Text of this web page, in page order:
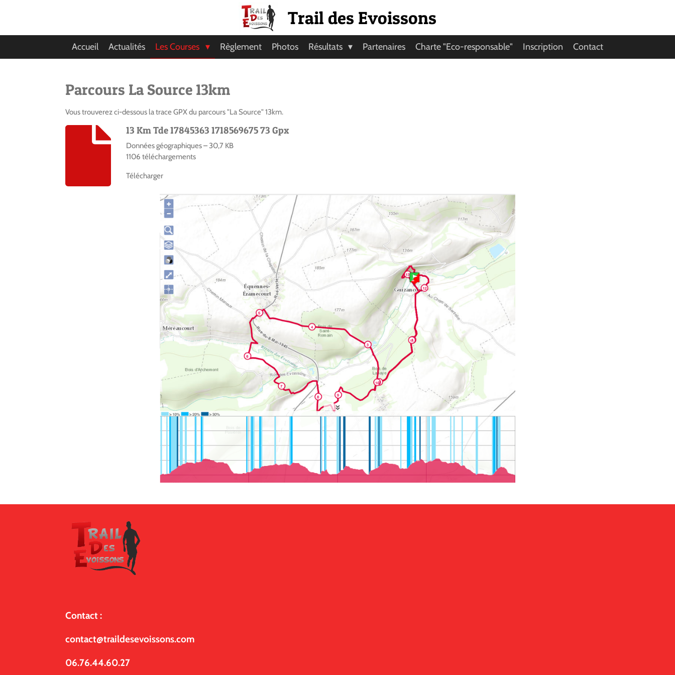
Trail des Evoissons
Accueil Actualités Les Courses Règlement Photos Résultats Partenaires Charte "Eco-responsable" Inscription Contact
Parcours La Source 13km
Vous trouverez ci-dessous la trace GPX du parcours "La Source" 13km.
13 Km Tde 17845363 1718569675 73 Gpx
Données géographiques – 30,7 KB
1106 téléchargements
Télécharger
Contact :
contact@traildesevoissons.com
06.76.44.60.27